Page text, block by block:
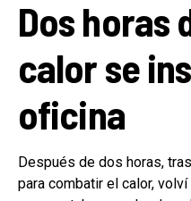
Dos horas
calor se
oficina
Después de dos horas,
para combatir el calor,